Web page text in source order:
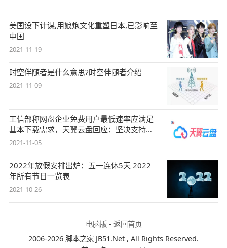
美国设下计谋,用娘炮文化重塑日本,已影响至
中国
2021-11-19
时空伴随者是什么意思?时空伴随者介绍
2021-11-09
工信部称网盘企业免费用户最低速率应满足
基本下载需求，天翼云盘回应：坚决支持，
始终
2021-11-05
2022年放假安排出炉：五一连休5天 2022
年所有节日一览表
2021-10-26
电脑版- 返回首页
2006-2026 脚本之家 JB51.Net , All Rights Reserved.